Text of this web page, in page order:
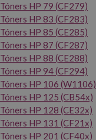
Tóners HP 79 (CF279)
Tóners HP 83 (CF283)
Tóners HP 85 (CE285)
Tóners HP 87 (CF287)
Tóners HP 88 (CE288)
Tóners HP 94 (CF294)
Tóners HP 106 (W1106)
Tóners HP 125 (CB54x)
Tóners HP 128 (CE32x)
Tóners HP 131 (CF21x)
Tóners HP 201 (CF40x)